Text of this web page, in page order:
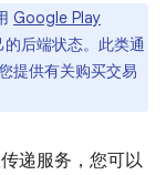
Google Play
的后端状态。此类通
提供有关购买交易
递服务，您可以